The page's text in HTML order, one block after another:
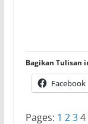
Bagikan Tulisan
Facebook
Pages: 1 234